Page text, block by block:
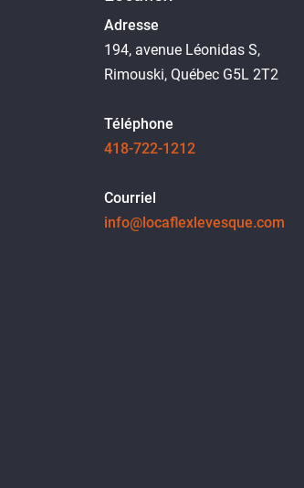
Adresse
194, avenue Léonidas S,
Rimouski, Québec G5L 2T2
Téléphone
418-722-1212
Courriel
info@locaflexlevesque.com